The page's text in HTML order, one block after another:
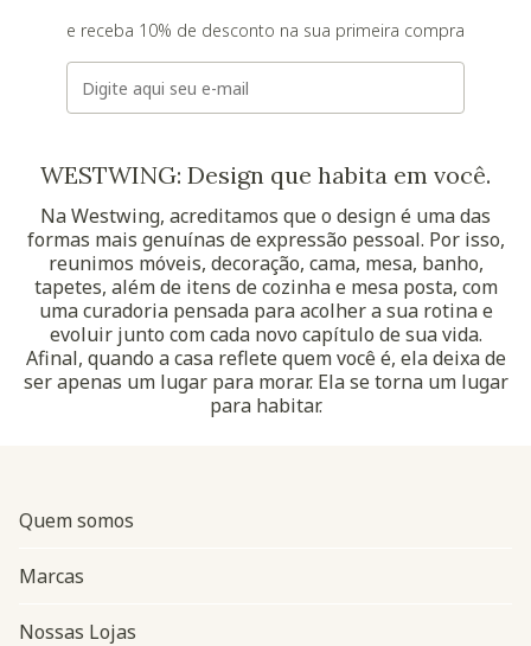
e receba 10% de desconto na sua primeira compra
E-mail
WESTWING: Design que habita em você.
Na Westwing, acreditamos que o design é uma das
formas mais genuínas de expressão pessoal. Por isso,
reunimos móveis, decoração, cama, mesa, banho,
tapetes, além de itens de cozinha e mesa posta, com
uma curadoria pensada para acolher a sua rotina e
evoluir junto com cada novo capítulo de sua vida.
Afinal, quando a casa reflete quem você é, ela deixa de
ser apenas um lugar para morar. Ela se torna um lugar
para habitar.
Quem somos
Marcas
Nossas Lojas